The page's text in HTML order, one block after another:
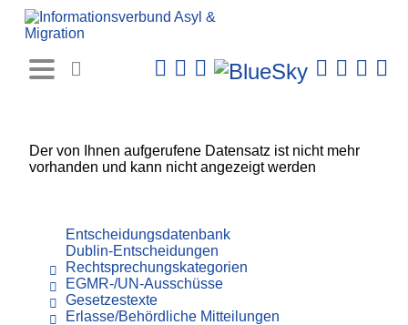
Der von Ihnen aufgerufene Datensatz ist nicht mehr
vorhanden und kann nicht angezeigt werden
Entscheidungsdatenbank
Dublin-Entscheidungen
Rechtsprechungskategorien
EGMR-/UN-Ausschüsse
Gesetzestexte
Erlasse/Behördliche Mitteilungen